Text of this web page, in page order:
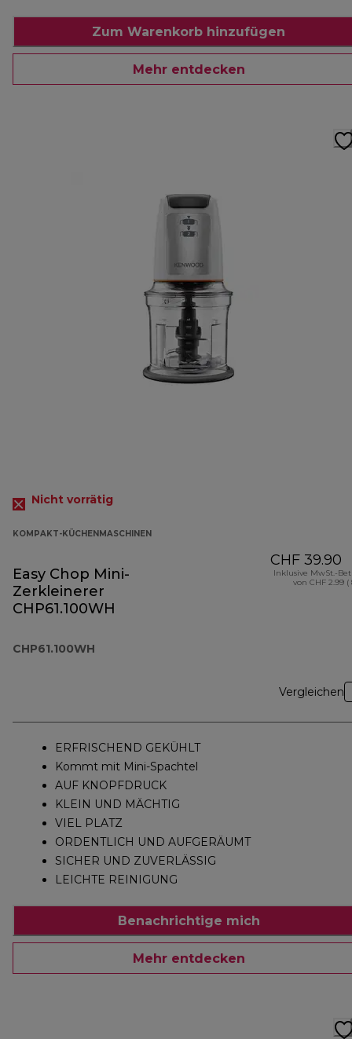
Zum Warenkorb hinzufügen
Mehr entdecken
Nicht vorrätig
KOMPAKT-KÜCHENMASCHINEN
Easy Chop Mini-
Zerkleinerer
CHP61.100WH
CHP61.100WH
CHF 39.90
Inklusive MwSt.-
von CHF 2.99 (
Vergleichen
ERFRISCHEND GEKÜHLT
Kommt mit Mini-Spachtel
AUF KNOPFDRUCK
KLEIN UND MÄCHTIG
VIEL PLATZ
ORDENTLICH UND AUFGERÄUMT
SICHER UND ZUVERLÄSSIG
LEICHTE REINIGUNG
Benachrichtige mich
Mehr entdecken